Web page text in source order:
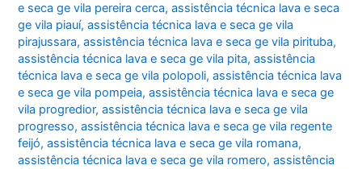
e seca ge vila pereira cerca,assistência técnica lava e seca
ge vila piauí,assistência técnica lava e seca ge vila
pirajussara,assistência técnica lava e seca ge vila pirituba,
assistência técnica lava e seca ge vila pita,assistência
técnica lava e seca ge vila polopoli,assistência técnica lava
e seca ge vila pompeia,assistência técnica lava e seca ge
vila progredior,assistência técnica lava e seca ge vila
progresso,assistência técnica lava e seca ge vila regente
feijó,assistência técnica lava e seca ge vila romana,
assistência técnica lava e seca ge vila romero,assistência